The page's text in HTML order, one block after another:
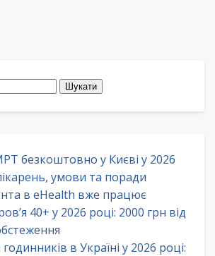
безкоштовно у Києві у 2026
умови та поради
в eHealth вже працює
40+ у 2026 році: 2000 грн від
в Україні у 2026 році: